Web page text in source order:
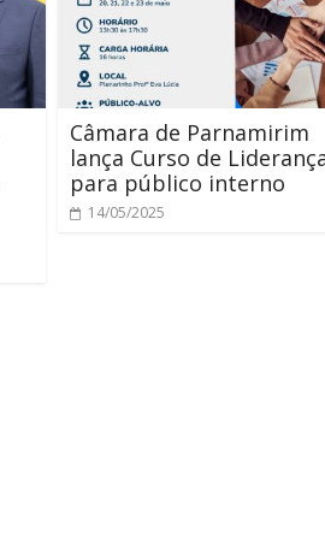
Câmara de Parnamirim
lança Curso de
para público interno
14/05/2025